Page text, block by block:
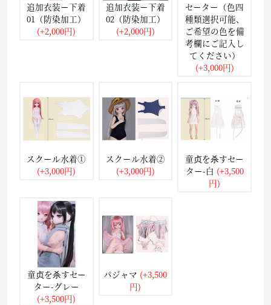
追加衣装ー下着
01（防染加工）
(+2,000円)
追加衣装ー下着
02（防染加工）
(+2,000円)
セーター（色四
種類選択可能、
ご希望の色を備
考欄にご記入し
てください）
(+3,000円)
スクール水着①
(+3,000円)
スクール水着②
(+3,000円)
童贞を杀すセー
ター-白 (+3,500
円)
童贞を杀すセー
ター-グレー
(+3,500円)
パジャマ (+3,500
円)